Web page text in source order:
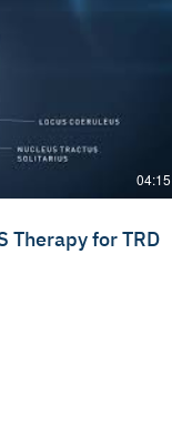
04:15
Therapy for TRD